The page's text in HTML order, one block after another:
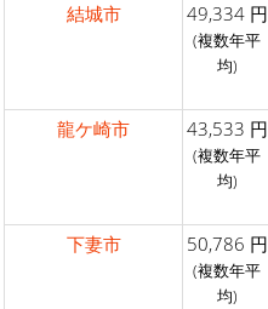
結城市 49,334 円
(複数年平
均)
龍ケ崎市 43,533 円
(複数年平
均)
下妻市 50,786 円
(複数年平
均)